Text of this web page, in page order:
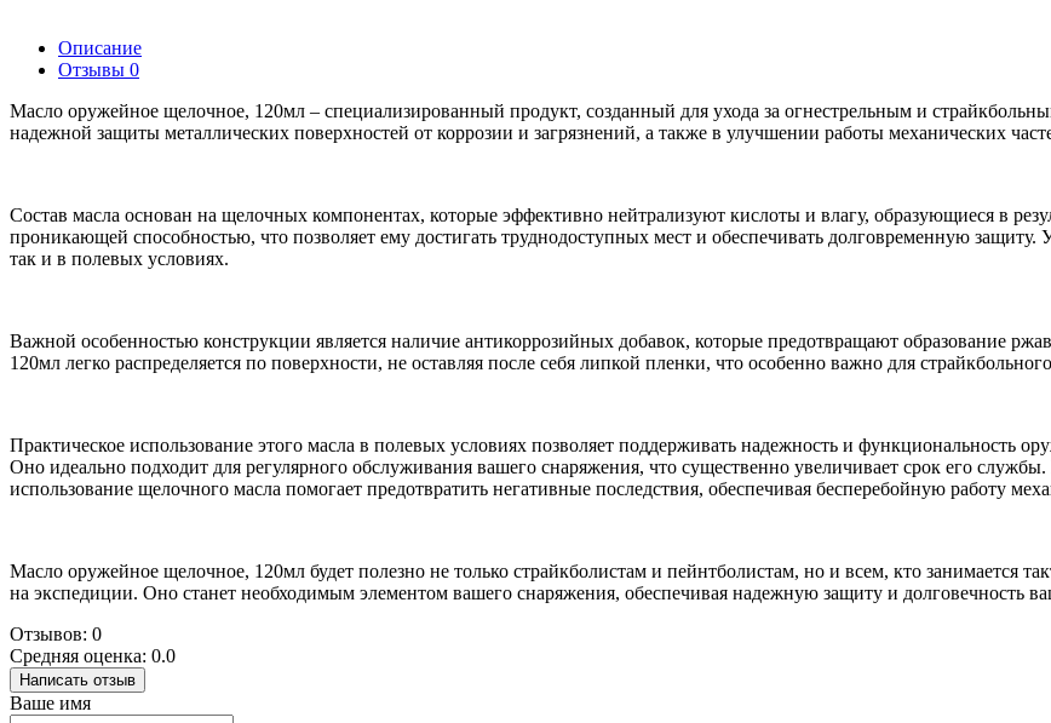
Описание
Отзывы 0
Масло оружейное щелочное, 120мл – специализированный продукт, созданный для ухода за огнестрельным и
надежной защиты металлических поверхностей от коррозии и загрязнений, а также в улучшении работы механических
Состав масла основан на щелочных компонентах, которые эффективно нейтрализуют кислоты и влагу, образующиеся в
проникающей способностью, что позволяет ему достигать труднодоступных мест и обеспечивать долговременную
так и в полевых условиях.
Важной особенностью конструкции является наличие антикоррозийных добавок, которые предотвращают образование
120мл легко распределяется по поверхности, не оставляя после себя липкой пленки, что особенно важно для
Практическое использование этого масла в полевых условиях позволяет поддерживать надежность и функциональность
Оно идеально подходит для регулярного обслуживания вашего снаряжения, что существенно увеличивает срок его
использование щелочного масла помогает предотвратить негативные последствия, обеспечивая бесперебойную работу
Масло оружейное щелочное, 120мл будет полезно не только страйкболистам и пейнтболистам, но и всем, кто занимается
на экспедиции. Оно станет необходимым элементом вашего снаряжения, обеспечивая надежную защиту и долговечность
Отзывов: 0
Средняя оценка: 0.0
Написать отзыв
Ваше имя